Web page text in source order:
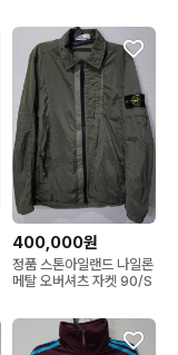
400,000원
정품 스톤아일랜드 나일론
메탈 오버셔츠 자켓 90/S